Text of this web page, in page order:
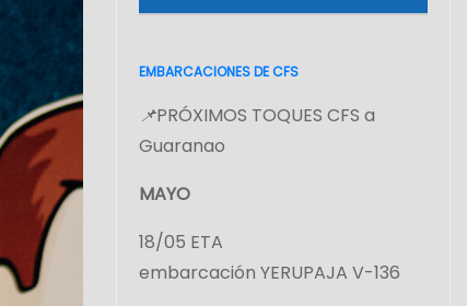
EMBARCACIONES DE CFS
📌PRÓXIMOS TOQUES CFS a
Guaranao
MAYO
18/05 ETA
embarcación YERUPAJA V-136